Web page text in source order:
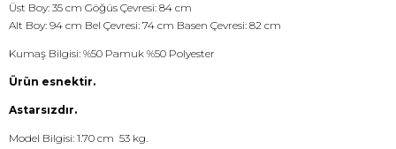
Üst Boy: 35 cm Göğüs Çevresi: 84 cm
Alt Boy: 94 cm Bel Çevresi: 74 cm Basen Çevresi: 82 cm
Kumaş Bilgisi: %50 Pamuk %50 Polyester
Ürün esnektir.
Astarsızdır.
Model Bilgisi: 1.70 cm 53 kg.